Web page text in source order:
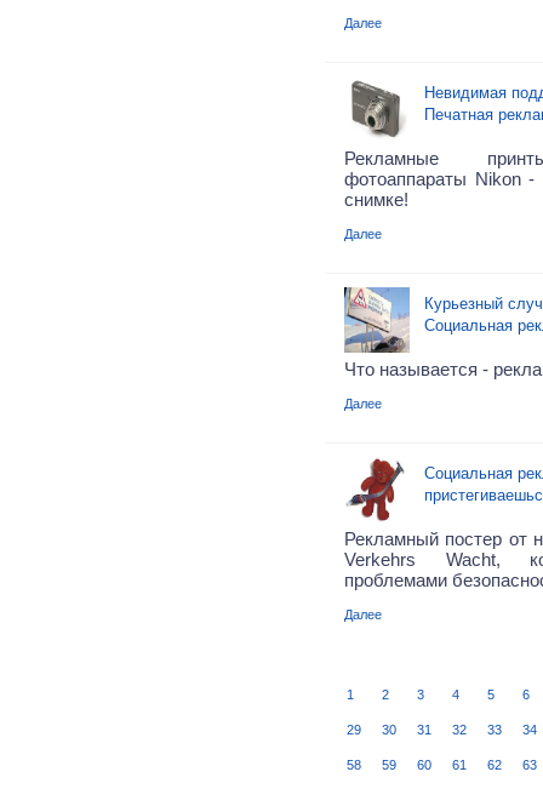
Далее
Невидимая
Печатная
Рекламные
фотоаппараты Nikon
снимке!
Далее
Курьезный
Социальная
Что называется -
Далее
Социальная
Рекламный постер от
Verkehrs Wacht,
проблемами
Далее
1 2 3 4 5 6
29 30 31 32 33 34
58 59 60 61 62 63